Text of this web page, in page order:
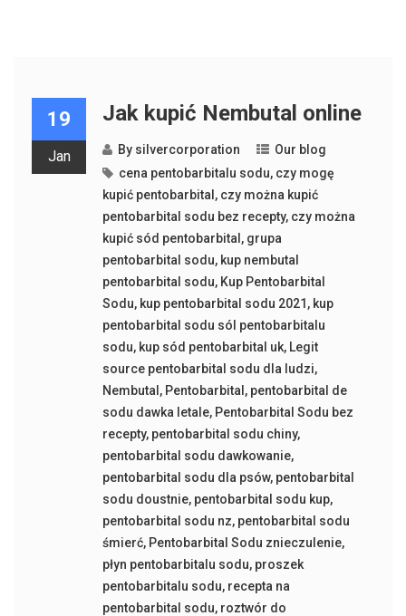
19
Jan
Jak kupić Nembutal online
By silvercorporation
Our blog
cena pentobarbitalu sodu, czy mogę
kupić pentobarbital , czy można kupić
pentobarbital sodu bez recepty, czy można
kupić sód pentobarbital , grupa
pentobarbital sodu, kup nembutal
pentobarbital sodu, Kup Pentobarbital
Sodu, kup pentobarbital sodu 2021 , kup
pentobarbital sodu sól pentobarbitalu
sodu, kup sód pentobarbital uk, Legit
source pentobarbital sodu dla ludzi,
Nembutal , Pentobarbital , pentobarbital de
sodu dawka letale, Pentobarbital Sodu bez
recepty, pentobarbital sodu chiny,
pentobarbital sodu dawkowanie,
pentobarbital sodu dla psów, pentobarbital
sodu doustnie, pentobarbital sodu kup,
pentobarbital sodu nz, pentobarbital sodu
śmierć, Pentobarbital Sodu znieczulenie,
płyn pentobarbitalu sodu, proszek
pentobarbitalu sodu, recepta na
pentobarbital sodu, roztwór do